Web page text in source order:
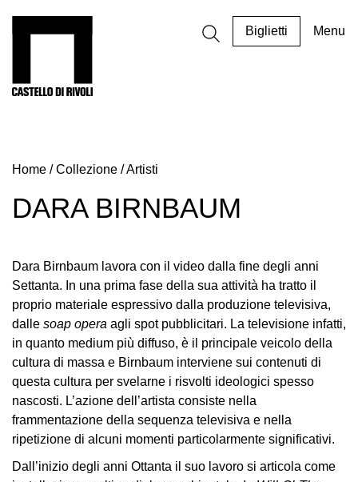
Biglietti Menu
Eventi
Archivi
del
Cosmo
Digitale
EN
Collezione
Accessibilità
Educazione
Educazione
Dipartimento
Home /Collezione /Artisti
DARA BIRNBAUM
Dara Birnbaum lavora con il video dalla fine degli anni
Settanta. In una prima fase della sua attività ha tratto il
proprio materiale espressivo dalla produzione televisiva,
dalle soap opera agli spot pubblicitari. La televisione infatti,
in quanto medium più diffuso, è il principale veicolo della
cultura di massa e Birnbaum interviene sui contenuti di
questa cultura per svelarne i risvolti ideologici spesso
nascosti. L’azione dell’artista consiste nella
frammentazione della sequenza televisiva e nella
ripetizione di alcuni momenti particolarmente significativi.
Dall’inizio degli anni Ottanta il suo lavoro si articola come